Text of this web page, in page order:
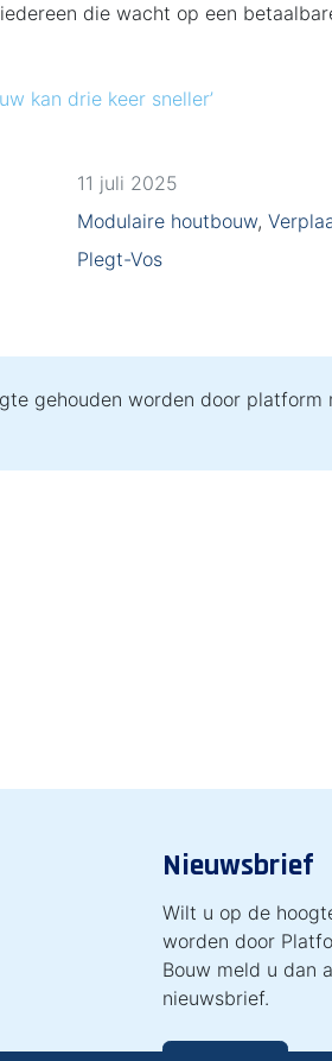
die wacht op een
kan drie keer sneller’
11 juli 2025
Modulaire houtbouw,
Plegt-Vos
gehouden worden door platform
Nieuwsbrief
Wilt u op de
worden door
Bouw meld u dan
nieuwsbrief.